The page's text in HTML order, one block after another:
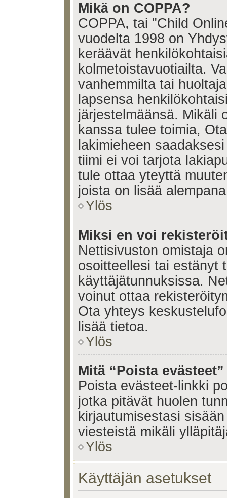
Mikä on COPPA?
COPPA, tai "Child
vuodelta 1998 on
keräävät
kolmetoistavuotiailta.
vanhemmilta tai
lapsensa
järjestelmäänsä. Mikäli
kanssa tulee toimia,
lakimieheen
tiimi ei voi tarjota
tule ottaa yteyttä
joista on lisää
Ylös
Miksi en voi
Nettisivuston omistaja
osoitteellesi tai estänyt
käyttäjätunnuksissa.
voinut ottaa
Ota yhteys
lisää tietoa.
Ylös
Mitä “Poista
Poista evästeet-linkki
jotka pitävät huolen
kirjautumisestasi
viesteistä mikäli
Ylös
Käyttäjän asetukset